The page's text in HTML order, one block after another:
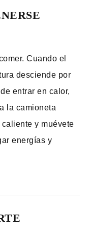
Cuando el
desciende por
entrar en calor,
la camioneta
y muévete
energías y